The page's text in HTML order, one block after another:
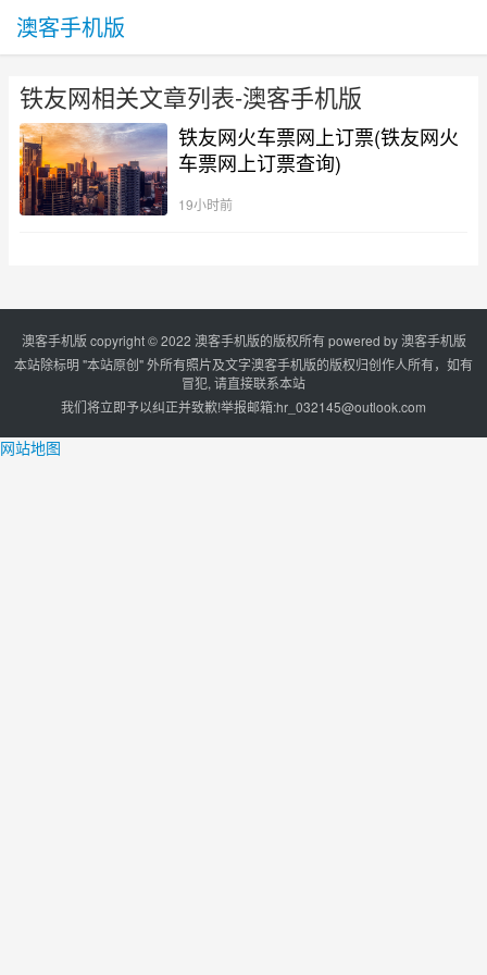
澳客手机版
铁友网相关文章列表-澳客手机版
铁友网火车票网上订票(铁友网火
车票网上订票查询)
19小时前
澳客手机版 copyright © 2022 澳客手机版的版权所有 powered by澳客手机版
本站除标明 "本站原创" 外所有照片及文字澳客手机版的版权归创作人所有，如有
冒犯, 请直接联系本站
我们将立即予以纠正并致歉!举报邮箱:hr_032145@outlook.com
网站地图